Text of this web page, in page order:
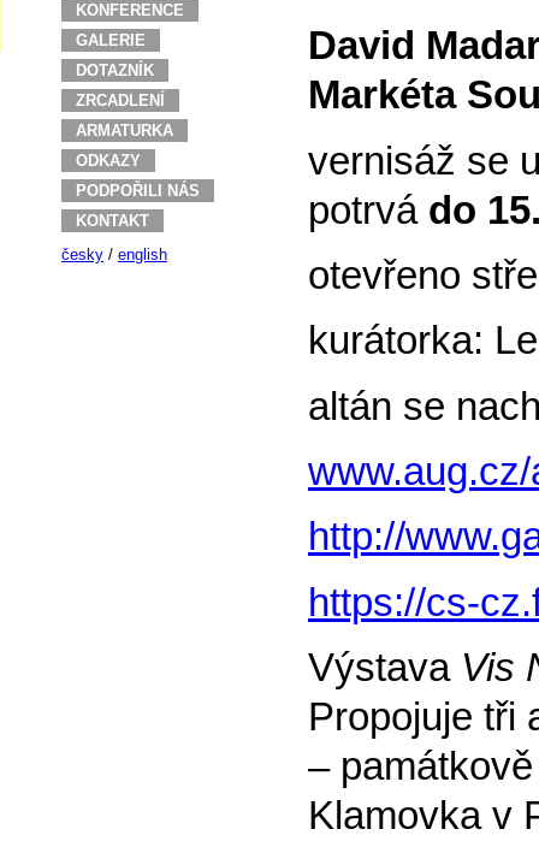
KONFERENCE
GALERIE
DOTAZNÍK
ZRCADLENÍ
ARMATURKA
ODKAZY
PODPOŘILI NÁS
KONTAKT
česky / english
David
Markéta
vernisáž se
potrvá do
otevřeno
kurátorka:
altán se
http://
https://cs-
Výstava Vis
Propojuje tři
–
Klamovka v